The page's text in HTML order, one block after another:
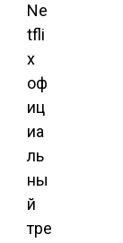
Ne
tfli
x
оф
иц
иа
ль
ны
й
тре